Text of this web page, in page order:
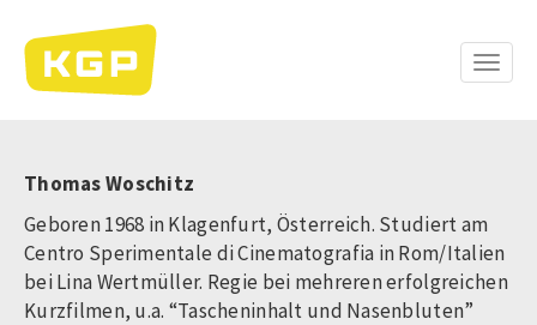
zum
Inhalt
Toggle
Thomas Woschitz
Geboren 1968 in Klagenfurt, Österreich. Studiert am
Centro Sperimentale di Cinematografia in Rom/Italien
bei Lina Wertmüller. Regie bei mehreren erfolgreichen
Kurzfilmen, u.a. “Tascheninhalt und Nasenbluten”